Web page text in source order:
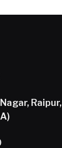
Raipur,